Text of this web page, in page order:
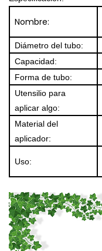
Nombre:
Diámetro del tubo:
Capacidad:
Forma de tubo:
Utensilio para
aplicar algo:
Material del
aplicador:
Uso: